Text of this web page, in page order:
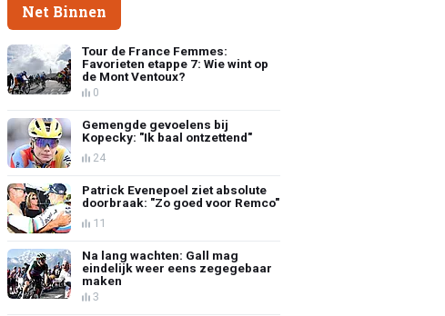
Net Binnen
Tour de France Femmes:
Favorieten etappe 7: Wie wint op
de Mont Ventoux?
0
Gemengde gevoelens bij
Kopecky: "Ik baal ontzettend"
24
Patrick Evenepoel ziet absolute
doorbraak: "Zo goed voor Remco"
11
Na lang wachten: Gall mag
eindelijk weer eens zegegebaar
maken
3